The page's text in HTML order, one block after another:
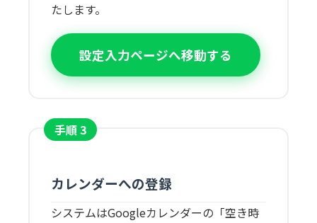
たします。
設定入力ページへ移動する
手順 3
カレンダーへの登録
システムはGoogleカレンダーの「空き時